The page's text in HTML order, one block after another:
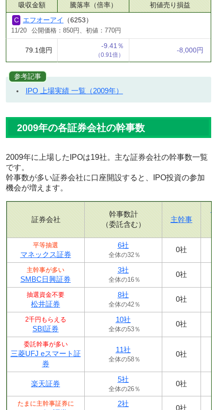
吸収金額
騰落率（倍率）
初値売り損益
エフオーアイ
（6253）
11/20 公開価格：850円、初値：770円
79.1億円
-9.41％
（0.91倍）
-8,000円
参考記事
IPO 上場実績 一覧（2009年）
2009年の各証券会社の幹事数
2009年に上場したIPOは19社。主な証券会社の幹事数一覧
です。
幹事数が多い証券会社に口座開設すると、IPO投資の参加
機会が増えます。
証券会社
幹事数計
（委託含む）
主幹事
平等抽選
マネックス証券
6社
全体の32％
0社
主幹事が多い
SMBC日興証券
3社
全体の16％
0社
抽選資金不要
松井証券
8社
全体の42％
0社
2千円もらえる
SBI証券
10社
全体の53％
0社
委託幹事が多い
三菱UFJ eスマート証
券
11社
全体の58％
0社
楽天証券
5社
全体の26％
0社
たまに主幹事証券に 2社
0社